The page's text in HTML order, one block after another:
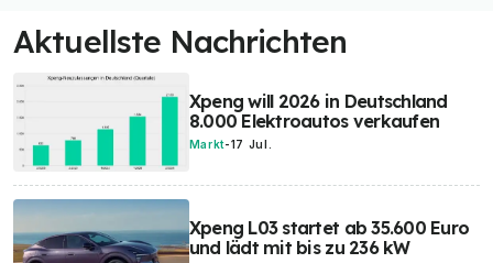
Aktuellste Nachrichten
Xpeng will 2026 in Deutschland
8.000 Elektroautos verkaufen
Markt-17 Jul.
Xpeng L03 startet ab 35.600 Euro
und lädt mit bis zu 236 kW